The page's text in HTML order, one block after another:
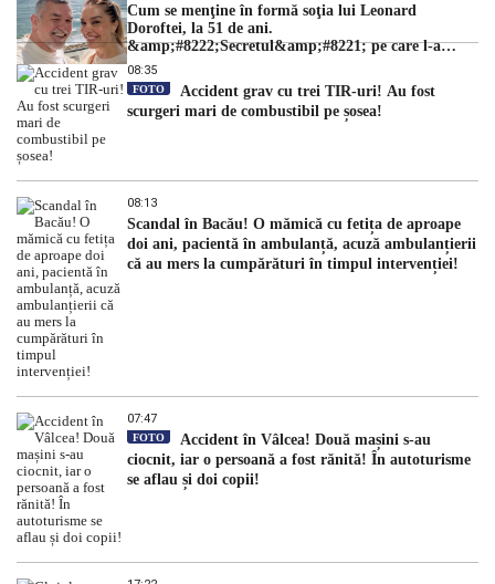
Cum se menţine în formă soţia lui Leonard
Doroftei, la 51 de ani.
&amp;#8222;Secretul&amp;#8221; pe care l-a
dezvăluit
08:35
FOTO
Accident grav cu trei TIR-uri! Au fost
scurgeri mari de combustibil pe șosea!
08:13
Scandal în Bacău! O mămică cu fetița de aproape
doi ani, pacientă în ambulanță, acuză ambulanțierii
că au mers la cumpărături în timpul intervenției!
07:47
FOTO
Accident în Vâlcea! Două mașini s-au
ciocnit, iar o persoană a fost rănită! În autoturisme
se aflau și doi copii!